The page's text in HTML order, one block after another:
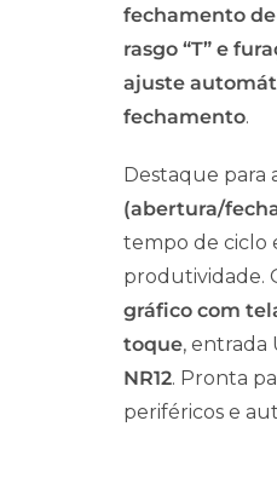
fechamento
rasgo “T” e
ajuste
fechamento.
Destaque para
(abertura/
tempo de ciclo
produtividade.
gráfico com
toque, entrada
NR12. Pronta
periféricos e